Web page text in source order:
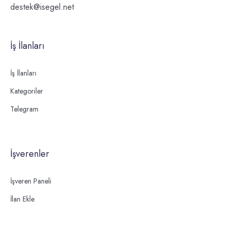
destek@isegel.net
İş İlanları
İş İlanları
Kategoriler
Telegram
İşverenler
İşveren Paneli
İlan Ekle